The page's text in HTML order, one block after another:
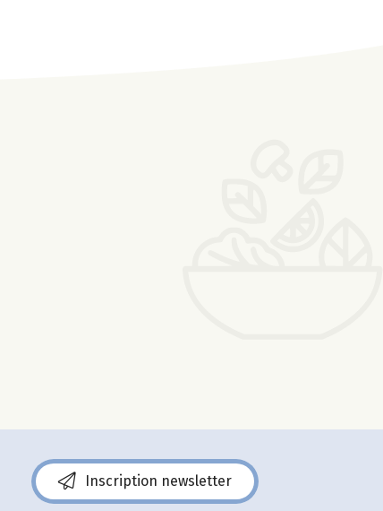
Inscription newsletter